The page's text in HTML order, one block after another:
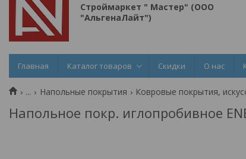
Строймаркет " Мастер" (ООО
"АльгенаЛайт")
Главная Каталог товаров Скидки О нас
... Напольные покрытия Ковровые покрытия,
Напольное покр. иглопробивное